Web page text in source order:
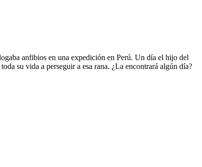
anfibios en una expedición en Perú. Un día el hijo del
su vida a perseguir a esa rana. ¿La encontrará algún día?